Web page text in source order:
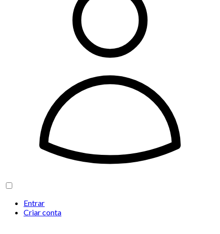
Entrar
Criar conta